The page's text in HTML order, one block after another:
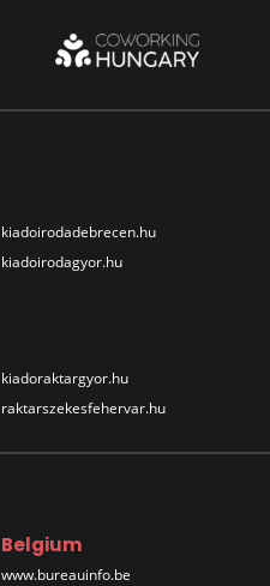
kiadoirodadebrecen.hu
kiadoirodagyor.hu
kiadoraktargyor.hu
raktarszekesfehervar.hu
Belgium
www.bureauinfo.be